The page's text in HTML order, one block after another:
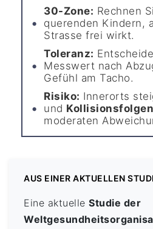
30-Zone: Rechnen
querenden Kindern,
Strasse frei wirkt.
Toleranz:
Messwert nach
Gefühl am Tacho.
Risiko: Innerorts
und Kollisionsfolgen
moderaten
AUS EINER AKTUELLEN
Eine aktuelleStudie der